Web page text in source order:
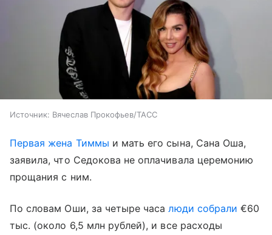
Источник: Вячеслав Прокофьев/ТАСС
Первая жена Тиммы и мать его сына, Сана Оша,
заявила, что Седокова не оплачивала церемонию
прощания с ним.
По словам Оши, за четыре часалюди собрали €60
тыс. (около 6,5 млн рублей), и все расходы